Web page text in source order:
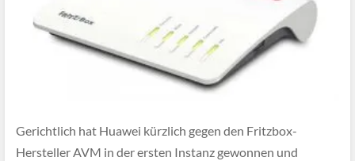
Gerichtlich hat Huawei kürzlich gegen den Fritzbox-
Hersteller AVM in der ersten Instanz gewonnen und